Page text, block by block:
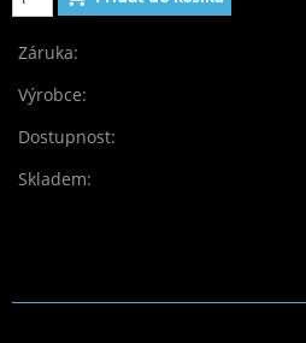
Záruka:
Výrobce:
Dostupnost:
Skladem: